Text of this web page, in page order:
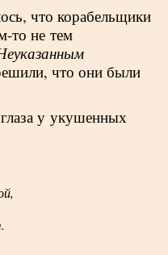
что корабельщики
то не тем
что они были
у укушенных